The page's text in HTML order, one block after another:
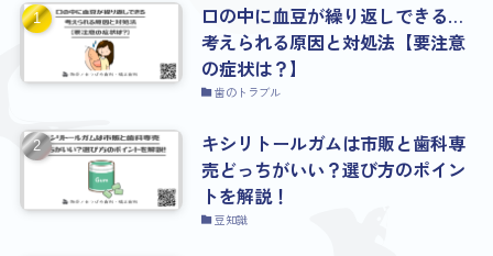
口の中に血豆が繰り返しできる…
考えられる原因と対処法【要注意
の症状は？】
歯のトラブル
キシリトールガムは市販と歯科専
売どっちがいい？選び方のポイン
トを解説！
豆知識